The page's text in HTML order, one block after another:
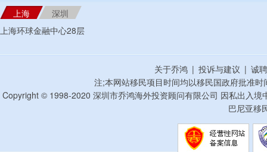
上海
深圳
上海环球金融中心28层
关于乔鸿 | 投诉与建议 | 诚
注;本网站移民项目时间均以移民国政府批准
Copyright © 1998-2020 深圳市乔鸿海外投资顾问有限公司 因私出入
巴尼亚移